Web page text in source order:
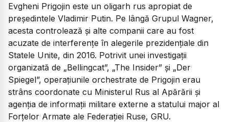
Evgheni Prigojin este un oligarh rus apropiat de
președintele Vladimir Putin. Pe lângă Grupul Wagner,
acesta controlează și alte companii care au fost
acuzate de interferențe în alegerile prezidențiale din
Statele Unite, din 2016. Potrivit unei investigații
organizată de „Bellingcat”, „The Insider” și „Der
Spiegel”, operațiunile orchestrate de Prigojin erau
strâns coordonate cu Ministerul Rus al Apărării și
agenția de informații militare externe a statului major al
Forțelor Armate ale Federației Ruse, GRU.